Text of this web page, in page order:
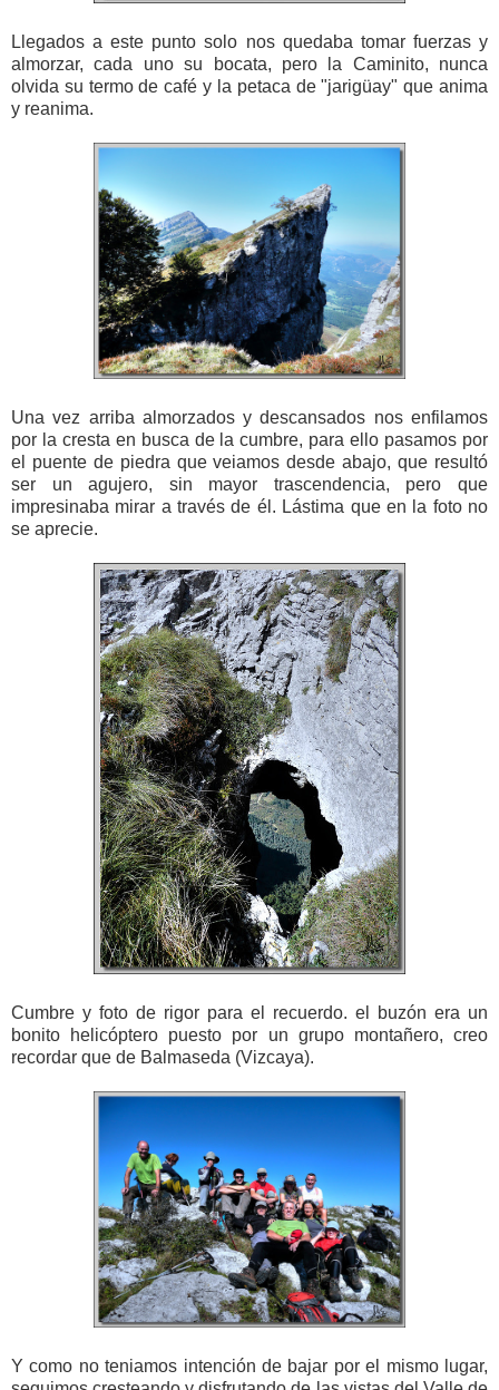
Llegados a este punto solo nos quedaba tomar fuerzas y
almorzar, cada uno su bocata, pero la Caminito, nunca
olvida su termo de café y la petaca de "jarigüay" que anima
y reanima.
Una vez arriba almorzados y descansados nos enfilamos
por la cresta en busca de la cumbre, para ello pasamos por
el puente de piedra que veiamos desde abajo, que resultó
ser un agujero, sin mayor trascendencia, pero que
impresinaba mirar a través de él. Lástima que en la foto no
se aprecie.
Cumbre y foto de rigor para el recuerdo. el buzón era un
bonito helicóptero puesto por un grupo montañero, creo
recordar que de Balmaseda (Vizcaya).
Y como no teniamos intención de bajar por el mismo lugar,